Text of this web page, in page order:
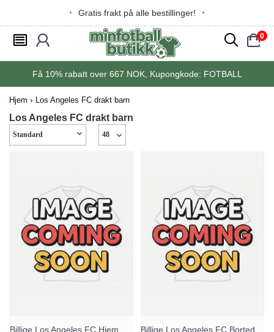
Gratis frakt på alle bestillinger!
󰂩 󰃳 󰂨 0
󰃠
Få 10%rabatt over 667 NOK, Kupongkode: FOTBALL
Hjem Los Angeles FC drakt barn
Los Angeles FC drakt barn